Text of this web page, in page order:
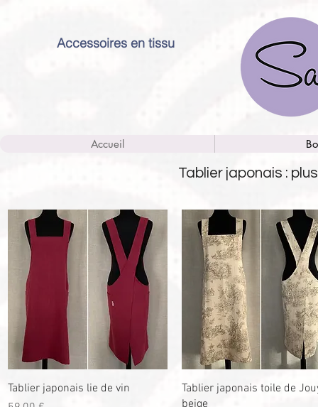
Accessoires en tissu
Accueil
Tablier japonais :
Aperçu rapide
Tablier japonais lie de vin
Aperçu rapide
Tablier japonais toile de
beige